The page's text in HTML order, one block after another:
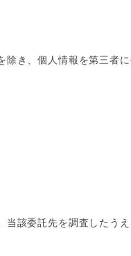
き、個人情報を第三者に
該委託先を調査したう